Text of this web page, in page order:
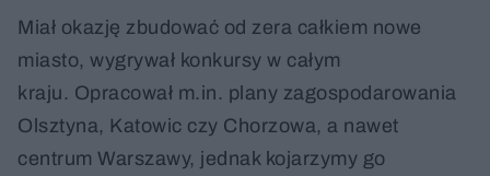
Miał okazję zbudować od zera całkiem nowe
miasto, wygrywał konkursy w całym
kraju. Opracował m.in. plany zagospodarowania
Olsztyna, Katowic czy Chorzowa, a nawet
centrum Warszawy, jednak kojarzymy go